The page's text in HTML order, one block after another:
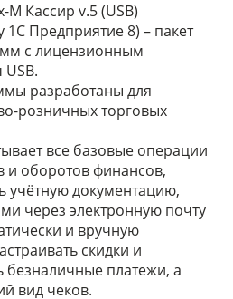
Кассир v.5 (USB)
Предприятие 8) – пакет
с лицензионным
разработаны для
розничных торговых
все базовые операции
и оборотов финансов,
учётную документацию,
через электронную почту
и вручную
скидки и
безналичные платежи, а
вид чеков.